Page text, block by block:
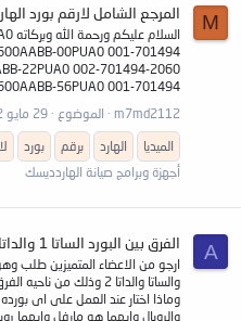
M المرجع الشامل لارقم بورد الهارد الساتا 2 والداتا
701494-001 WDC WD1600AABB-56PUA0 البردة 701494-001...
m7md2112
الموضوع 29 مايو 2012
الميديا
الهارد برقم بورد
أجهزة وبرامج صيانة الهاردديسك
A الفرق بين البورد الساتا 1 والداتا 1 والساتا 2 والداتا 2
والساتا والداتا 2
والرويال وايهما هو مارفل وايهما